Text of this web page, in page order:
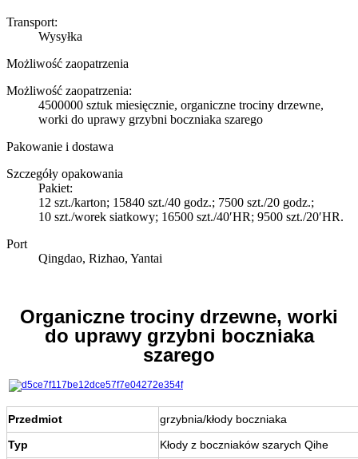
Transport:
Wysyłka
Możliwość zaopatrzenia
Możliwość zaopatrzenia:
4500000 sztuk miesięcznie, organiczne trociny drzewne,
worki do uprawy grzybni boczniaka szarego
Pakowanie i dostawa
Szczegóły opakowania
Pakiet:
12 szt./karton; 15840 szt./40 godz.; 7500 szt./20 godz.;
10 szt./worek siatkowy; 16500 szt./40′HR; 9500 szt./20′HR.
Port
Qingdao, Rizhao, Yantai
Organiczne trociny drzewne, worki
do uprawy grzybni boczniaka
szarego
Przedmiot
grzybnia/kłody boczniaka
Typ
Kłody z boczniaków szarych Qihe